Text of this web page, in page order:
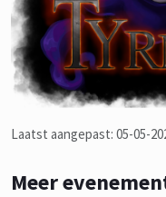
Laatst aangepast: 05-05-
Meer